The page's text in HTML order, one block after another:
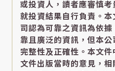
或投資人，讀者應審慎
就投資結果自行負責。
司認為可靠之資訊為依
靠且廣泛的資訊，但本
完整性及正確性。本文
文件出版當時的意見，